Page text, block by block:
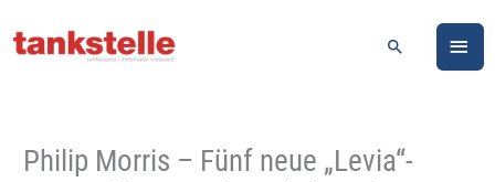
Inhalt
Suchen
Philip Morris – Fünf neue „Levia“-